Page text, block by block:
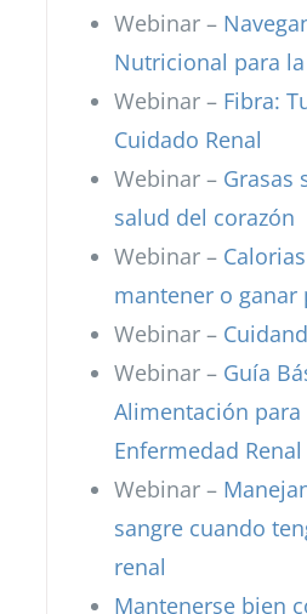
Webinar –
Nutricional para la
Webinar – Fibra:
Cuidado Renal
Webinar – Grasas
salud del corazón
Webinar –
mantener o ganar
Webinar –
Webinar – Guía
Alimentación para
Enfermedad Renal
Webinar –
sangre cuando
renal
Mantenerse bien